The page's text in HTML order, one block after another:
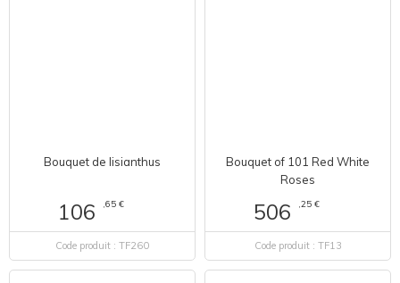
Bouquet de lisianthus
106 ,65 €
Code produit : TF260
Bouquet of 101 Red White
Roses
506 ,25 €
Code produit : TF13